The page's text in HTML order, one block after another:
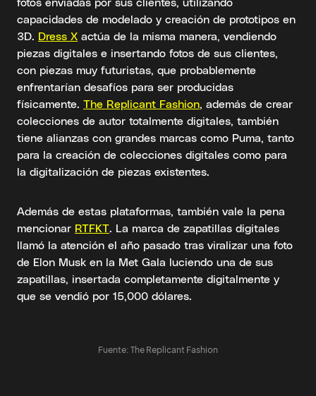
capacidades de modelado y creación de prototipos en
3D. Dress X actúa de la misma manera, vendiendo
piezas digitales e insertando fotos de sus clientes,
con piezas muy futuristas, que probablemente
enfrentarían desafíos para ser producidas
físicamente. The Replicant Fashion, además de crear
colecciones de autor totalmente digitales, también
tiene alianzas con grandes marcas como Puma, tanto
para la creación de colecciones digitales como para
la digitalización de piezas existentes.
Además de estas plataformas, también vale la pena
mencionar RTFKT. La marca de zapatillas digitales
llamó la atención el año pasado tras viralizar una foto
de Elon Musk en la Met Gala luciendo una de sus
zapatillas, insertada completamente digitalmente y
que se vendió por 15,000 dólares.
Fuente: The Replicant Fashion